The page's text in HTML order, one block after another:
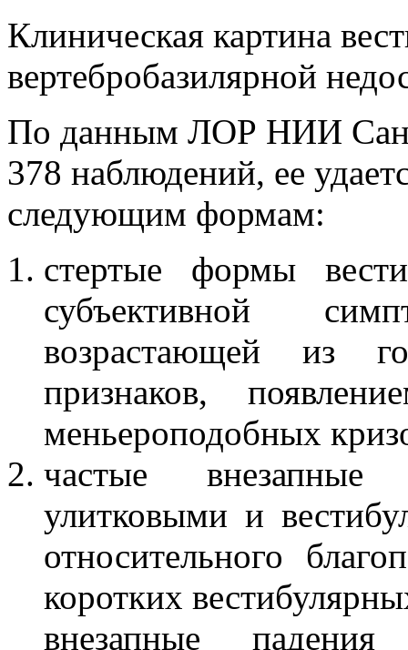
Клиническая картина
вертебробазилярной
По данным ЛОР НИИ
378 наблюдений, ее
следующим формам:
стертые формы
субъективной
возрастающей из
признаков,
меньероподобных
частые внезапные
улитковыми и
относительного
коротких
внезапные